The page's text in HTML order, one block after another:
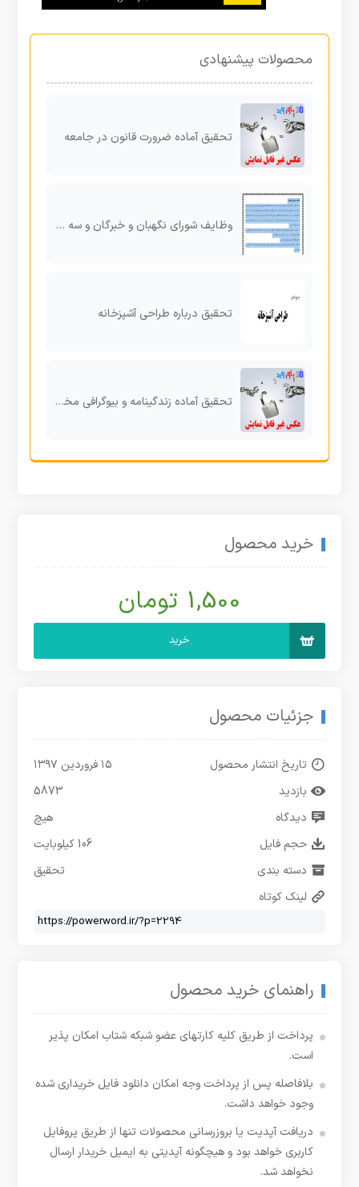
محصولات پیشنهادی
تحقیق آماده ضرورت قانون در جامعه
وظایف شورای نگهبان و خبرگان و سه قوه
تحقیق درباره طراحی آشپزخانه
تحقیق آماده زندگینامه و بیوگرافی مختصري نادر شاه افشار
خرید محصول
1,500 تومان
خرید
جزئیات محصول
تاریخ انتشار محصول
۱۵ فروردین ۱۳۹۷
بازدید
5873
دیدگاه
هیچ
حجم فایل
106 کیلوبایت
دسته بندی
تحقیق
لینک کوتاه
راهنمای خرید محصول
پرداخت از طریق کلیه کارتهای عضو شبکه شتاب امکان پذیر
است.
بلافاصله پس از پرداخت وجه امکان دانلود فایل خریداری شده
وجود خواهد داشت.
دریافت آپدیت یا بروزرسانی محصولات تنها از طریق پروفایل
کاربری خواهد بود و هیچگونه آپدیتی به ایمیل خریدار ارسال
نخواهد شد.